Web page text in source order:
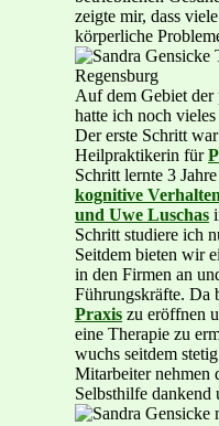
zeigte mir, dass
körperliche
Auf dem Gebiet der
hatte ich noch
Der erste Schritt
Heilpraktikerin für
Schritt lernte 3
kognitive
und Uwe Luschas
Schritt studiere ich
Seitdem bieten wir
in den Firmen an
Führungskräfte. Da
Praxis zu eröffnen
eine Therapie zu
wuchs seitdem
Mitarbeiter nehmen
Selbsthilfe dankend